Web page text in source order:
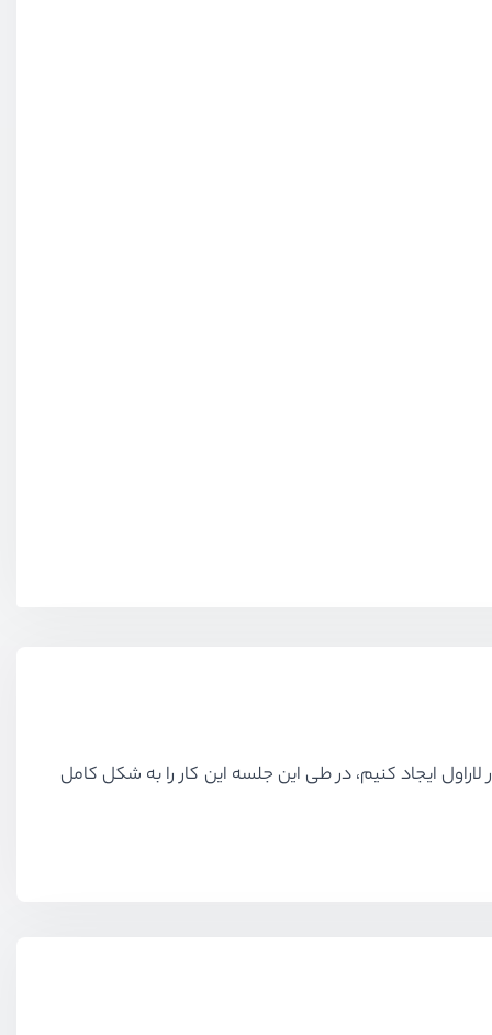
ایجاد کنیم، در طی این جلسه این کار را به شکل کامل